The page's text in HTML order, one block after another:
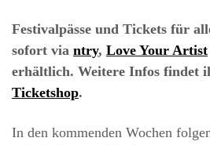
Festivalpässe und Tickets für
sofort via ntry, Love Your Artist
erhältlich. Weitere Infos findet
Ticketshop.
In den kommenden Wochen